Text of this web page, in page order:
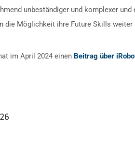
unbeständiger und komplexer
die Möglichkeit ihre Future Skills
im April 2024 einen Beitrag über